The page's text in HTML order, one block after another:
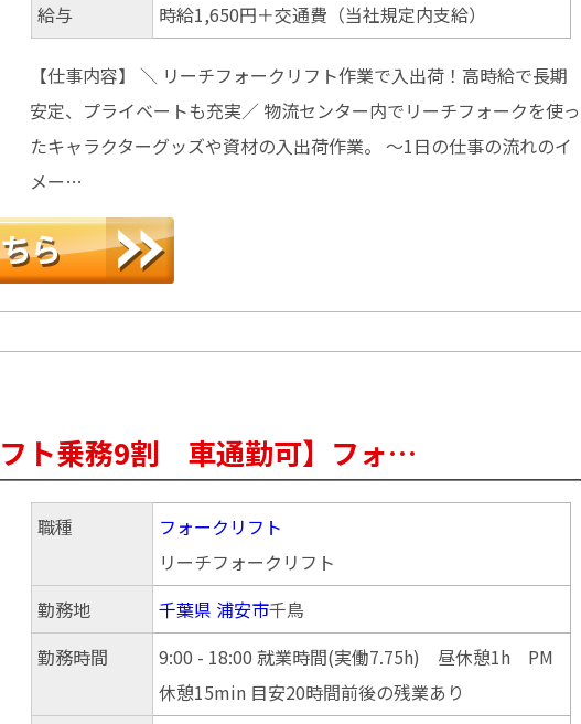
給与
時給1,650円＋交通費（当社規定内支給）
【仕事内容】 ＼ リーチフォークリフト作業で入出荷！高時給で長期
安定、プライベートも充実／ 物流センター内でリーチフォークを使っ
たキャラクターグッズや資材の入出荷作業。 ～1日の仕事の流れのイ
メー…
ト乗務9割 車通勤可】フォ…
職種
フォークリフト
リーチフォークリフト
勤務地
千葉県 浦安市千鳥
勤務時間
9:00 - 18:00 就業時間(実働7.75h) 昼休憩1h PM
休憩15min 目安20時間前後の残業あり